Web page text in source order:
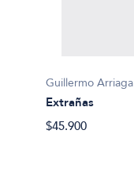
Guillermo Arriaga
Extrañas
$45.900